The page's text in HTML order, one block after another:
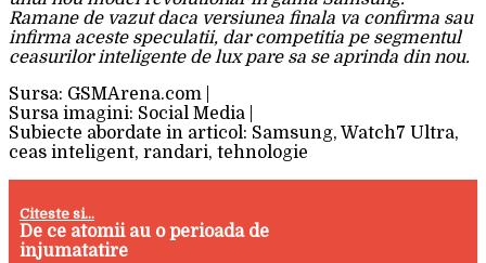
Ramane de vazut daca versiunea finala va confirma sau
infirma aceste speculatii, dar competitia pe segmentul
ceasurilor inteligente de lux pare sa se aprinda din nou.
Sursa: GSMArena.com |
Sursa imagini: Social Media |
Subiecte abordate in articol: Samsung, Watch7 Ultra,
ceas inteligent, randari, tehnologie
Citeste si...
De ce atomii au o perioada de
injumatatire